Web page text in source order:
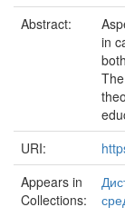
Abstract:
in
URI:
Appears in
Collections: